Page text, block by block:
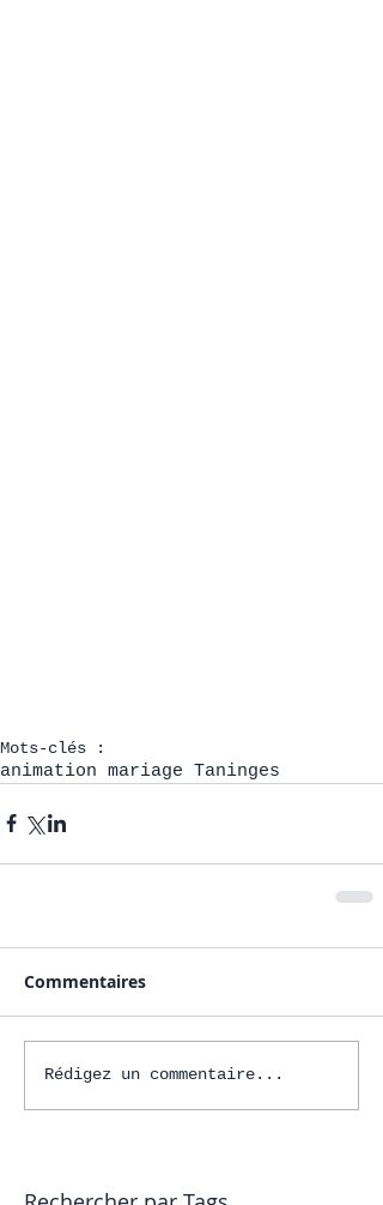
Mots-clés :
animation mariage Taninges
Commentaires
Rédigez un commentaire...